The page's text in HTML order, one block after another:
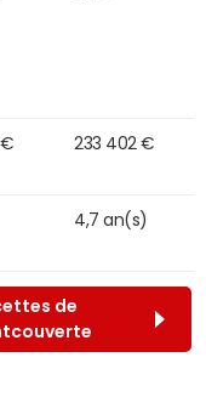
233 402 €
4,7 an(s)
de